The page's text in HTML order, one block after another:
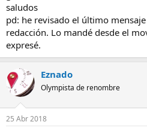
saludos
pd: he revisado el último
redacción. Lo mandé desde el
expresé.
Eznado
Olympista de renombre
25 Abr 2018